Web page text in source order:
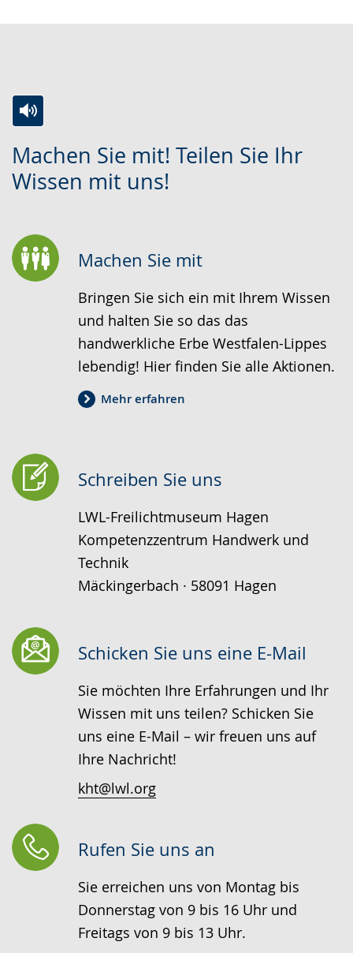
Machen Sie mit! Teilen Sie Ihr
Wissen mit uns!
Leichten
Sprache
Audio-
Unterstützung.
Video
in
wird
angezeigt.
Machen Sie mit
Bringen Sie sich ein mit Ihrem Wissen
und halten Sie so das das
handwerkliche Erbe Westfalen-Lippes
lebendig! Hier finden Sie alle Aktionen.
Mehr erfahren
Schreiben Sie uns
LWL-Freilichtmuseum Hagen
Kompetenzzentrum Handwerk und
Technik
Mäckingerbach · 58091 Hagen
Schicken Sie uns eine E-Mail
Sie möchten Ihre Erfahrungen und Ihr
Wissen mit uns teilen? Schicken Sie
uns eine E-Mail – wir freuen uns auf
Ihre Nachricht!
kht@lwl.org
Rufen Sie uns an
Sie erreichen uns von Montag bis
Donnerstag von 9 bis 16 Uhr und
Freitags von 9 bis 13 Uhr.